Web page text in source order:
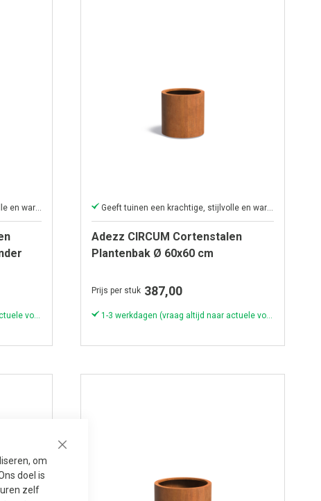
om
doel is
zelf
Geeft tuinen een krachtige, stijlvolle en warme uitstraling.
1-3 werkdagen (vraag altijd naar actuele voorraad & levertijd!)
Adezz CIRCUM Cortenstalen
Plantenbak Ø 60x60 cm
Prijs per stuk 387,00
1-3 werkdagen (vraag altijd naar actuele voorraad & levertijd!)